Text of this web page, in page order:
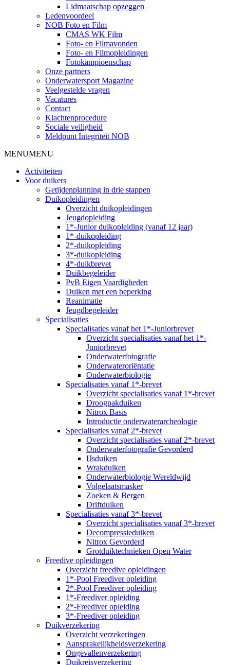
Lidmaatschap opzeggen
Ledenvoordeel
NOB Foto en Film
CMAS WK Film
Foto- en Filmavonden
Foto- en Filmopleidingen
Fotokampioenschap
Onze partners
Onderwatersport Magazine
Veelgestelde vragen
Vacatures
Contact
Klachtenprocedure
Sociale veiligheid
Meldpunt Integriteit NOB
MENUMENU
Activiteiten
Voor duikers
Getijdenplanning in drie stappen
Duikopleidingen
Overzicht duikopleidingen
Jeugdopleiding
1*-Junior duikopleiding (vanaf 12 jaar)
1*-duikopleiding
2*-duikopleiding
3*-duikopleiding
4*-duikbrevet
Duikbegeleider
PvB Eigen Vaardigheden
Duiken met een beperking
Reanimatie
Jeugdbegeleider
Specialisaties
Specialisaties vanaf het 1*-Juniorbrevet
Overzicht specialisaties vanaf het 1*-
Juniorbrevet
Onderwaterfotografie
Onderwateroriëntatie
Onderwaterbiologie
Specialisaties vanaf 1*-brevet
Overzicht specialisaties vanaf 1*-brevet
Droogpakduiken
Nitrox Basis
Introductie onderwaterarcheologie
Specialisaties vanaf 2*-brevet
Overzicht specialisaties vanaf 2*-brevet
Onderwaterfotografie Gevorderd
IJsduiken
Wrakduiken
Onderwaterbiologie Wereldwijd
Volgelaatsmasker
Zoeken & Bergen
Driftduiken
Specialisaties vanaf 3*-brevet
Overzicht specialisaties vanaf 3*-brevet
Decompressieduiken
Nitrox Gevorderd
Grotduiktechnieken Open Water
Freedive opleidingen
Overzicht freedive opleidingen
1*-Pool Freediver opleiding
2*-Pool Freediver opleiding
1*-Freediver opleiding
2*-Freediver opleiding
3*-Freediver opleiding
Duikverzekering
Overzicht verzekeringen
Aansprakelijkheidsverzekering
Ongevallenverzekering
Duikreisverzekering